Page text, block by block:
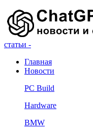
статьи -
Главная
Новости
PC Build
Hardware
BMW